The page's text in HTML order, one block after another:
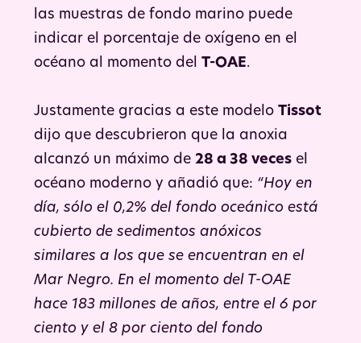
las muestras de fondo marino puede
indicar el porcentaje de oxígeno en el
océano al momento del T-OAE.
Justamente gracias a este modelo Tissot
dijo que descubrieron que la anoxia
alcanzó un máximo de 28 a 38 veces el
océano moderno y añadió que: “Hoy en
día, sólo el 0,2% del fondo oceánico está
cubierto de sedimentos anóxicos
similares a los que se encuentran en el
Mar Negro. En el momento del T-OAE
hace 183 millones de años, entre el 6 por
ciento y el 8 por ciento del fondo